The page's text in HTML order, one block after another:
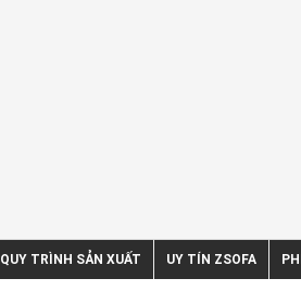
QUY TRÌNH SẢN XUẤT UY TÍN ZSOFA